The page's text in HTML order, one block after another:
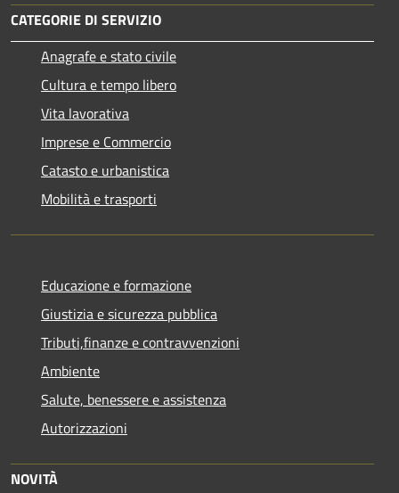
CATEGORIE DI SERVIZIO
Anagrafe e stato civile
Cultura e tempo libero
Vita lavorativa
Imprese e Commercio
Catasto e urbanistica
Mobilità e trasporti
Educazione e formazione
Giustizia e sicurezza pubblica
Tributi,finanze e contravvenzioni
Ambiente
Salute, benessere e assistenza
Autorizzazioni
NOVITÀ